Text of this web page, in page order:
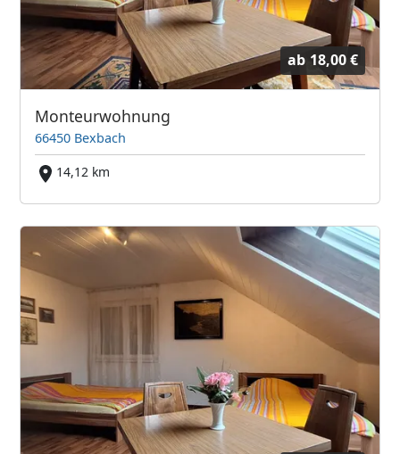
ab 18,00 €
Monteurwohnung
66450 Bexbach
14,12 km